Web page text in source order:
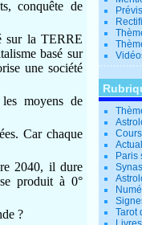
conquête de
sur la TERRE
basé sur
une société
moyens de
Car chaque
2040, il dure
produit à 0°
?
Paris
Tarot